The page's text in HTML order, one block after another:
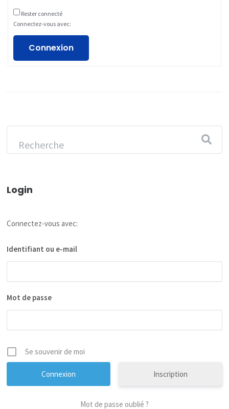
Rester connecté
Connectez-vous avec:
Connexion
Login
Connectez-vous avec:
Identifiant ou e-mail
Mot de passe
Se souvenir de moi
Inscription
Mot de passe oublié ?